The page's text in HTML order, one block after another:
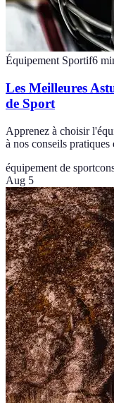
Équipement Sportif6
Les Meilleures
de Sport
Apprenez à choisir
à nos conseils pratiques
équipement de sport
Aug 5